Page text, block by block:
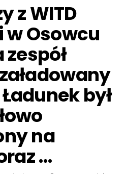
z WITD
Osowcu
zespół
był
na
…